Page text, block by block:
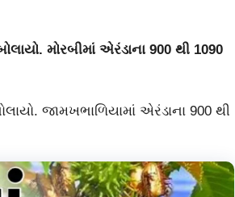
મોરબીમાં એરંડાના 900 થી 1090
જામખભાળિયામાં એરંડાના 900 થી